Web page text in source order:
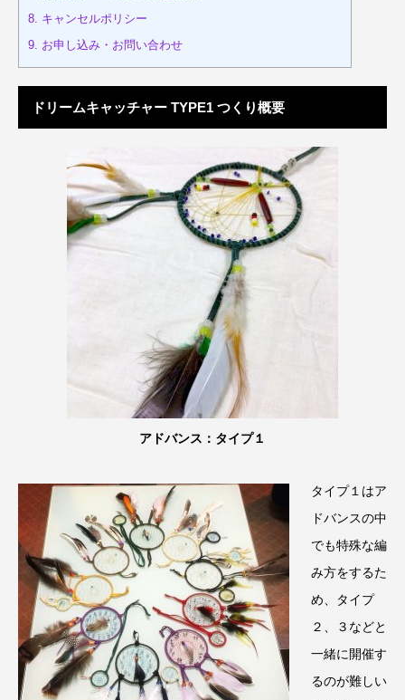
8. キャンセルポリシー
9. お申し込み・お問い合わせ
ドリームキャッチャー TYPE1 つくり概要
アドバンス：タイプ１
タイプ１はア
ドバンスの中
でも特殊な編
み方をするた
め、タイプ
２、３などと
一緒に開催す
るのが難しい